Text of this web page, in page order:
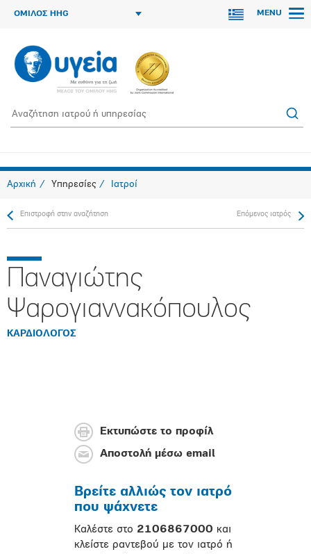
ΟΜΙΛΟΣ HHG MENU
Αρχική Υπηρεσίες Ιατροί
Επιστροφή στην αναζήτηση Επόμενος ιατρός
Παναγιώτης
Ψαρογιαννακόπουλος
ΚΑΡΔΙΟΛΟΓΟΣ
Εκτυπώστε το προφίλ
Αποστολή μέσω email
Βρείτε αλλιώς τον ιατρό
που ψάχνετε
Καλέστε στο 2106867000 και
κλείστε ραντεβού με τον ιατρό ή